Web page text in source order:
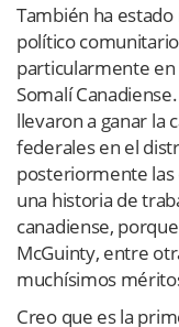
También ha
político
particularmente en
Somalí
llevaron a ganar la
federales en el
posteriormente las
una historia de
canadiense,
McGuinty, entre
muchísimos
Creo que es la